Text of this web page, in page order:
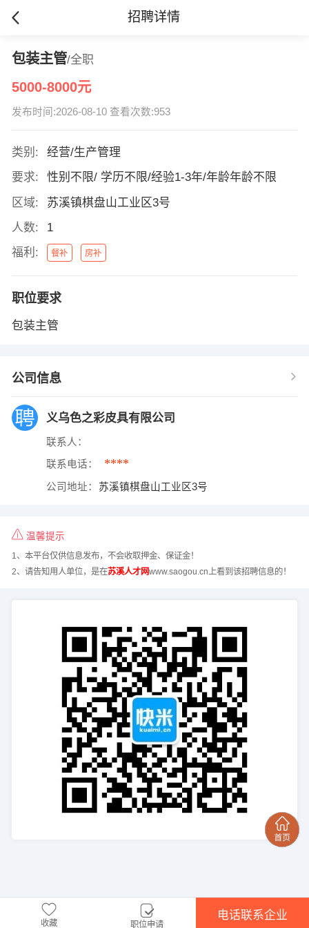
招聘详情
包装主管/全职
5000-8000元
发布时间:2026-08-10 查看次数:953
类别:
经营/生产管理
要求:
性别不限/ 学历不限/经验1-3年/年龄年龄不限
区域:
苏溪镇棋盘山工业区3号
人数:
1
福利:
餐补 房补
职位要求
包装主管
公司信息
义乌色之彩皮具有限公司
联系人：
联系电话： ****
公司地址： 苏溪镇棋盘山工业区3号
温馨提示
1、本平台仅供信息发布，不会收取押金、保证金！
2、请告知用人单位，是在苏溪人才网www.saogou.cn上看到该招聘信息的！
收藏 职位申请
电话联系企业